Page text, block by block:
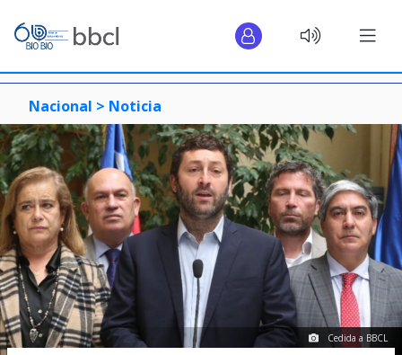
Nacional > Noticia
Cedida a BBCL